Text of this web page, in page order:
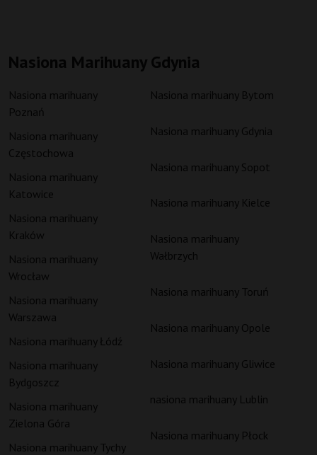
Nasiona Marihuany Gdynia
Nasiona marihuany
Poznań
Nasiona marihuany
Częstochowa
Nasiona marihuany
Katowice
Nasiona marihuany
Kraków
Nasiona marihuany
Wrocław
Nasiona marihuany
Warszawa
Nasiona marihuany Łódź
Nasiona marihuany
Bydgoszcz
Nasiona marihuany
Zielona Góra
Nasiona marihuany Tychy
Nasiona marihuany Bytom
Nasiona marihuany Gdynia
Nasiona marihuany Sopot
Nasiona marihuany Kielce
Nasiona marihuany
Wałbrzych
Nasiona marihuany Toruń
Nasiona marihuany Opole
Nasiona marihuany Gliwice
nasiona marihuany Lublin
Nasiona marihuany Płock